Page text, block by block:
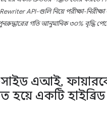
API-গুলি নিয়ে পরীক্ষা-
গতি আনুমানিক ৩০% বৃদ্ধি
সাইড এআই,
হয়ে একটি